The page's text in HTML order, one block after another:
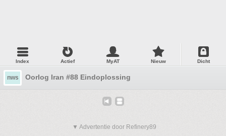
Index Actief MyAT Nieuw Dicht
nws Oorlog Iran #88 Eindoplossing
▼ Advertentie door Refinery89